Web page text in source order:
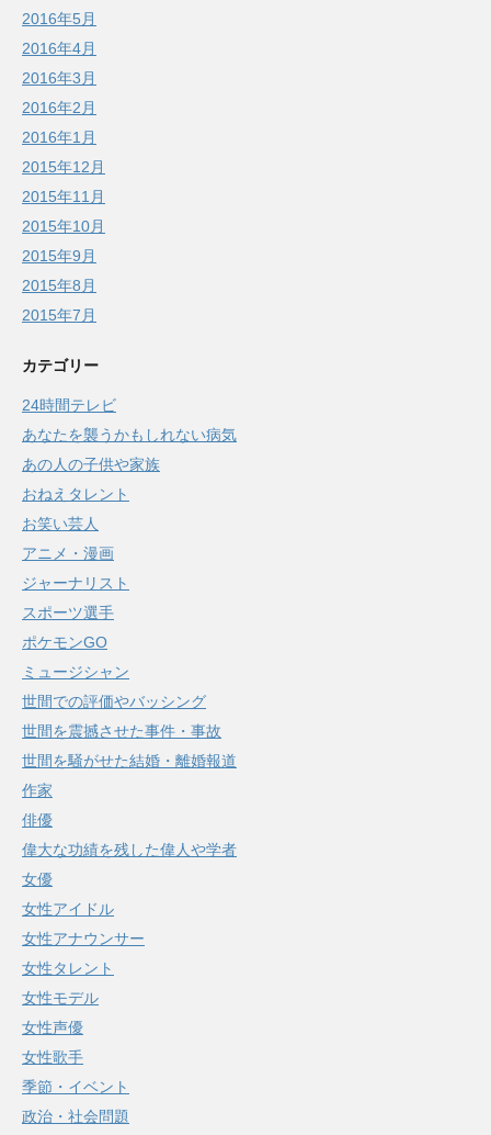
2016年5月
2016年4月
2016年3月
2016年2月
2016年1月
2015年12月
2015年11月
2015年10月
2015年9月
2015年8月
2015年7月
カテゴリー
24時間テレビ
あなたを襲うかもしれない病気
あの人の子供や家族
おねえタレント
お笑い芸人
アニメ・漫画
ジャーナリスト
スポーツ選手
ポケモンGO
ミュージシャン
世間での評価やバッシング
世間を震撼させた事件・事故
世間を騒がせた結婚・離婚報道
作家
俳優
偉大な功績を残した偉人や学者
女優
女性アイドル
女性アナウンサー
女性タレント
女性モデル
女性声優
女性歌手
季節・イベント
政治・社会問題